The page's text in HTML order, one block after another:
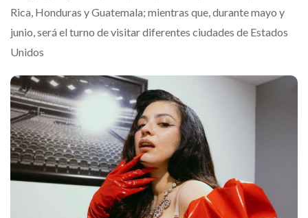
Rica, Honduras y Guatemala; mientras que, durante mayo y
junio, será el turno de visitar diferentes ciudades de Estados
Unidos